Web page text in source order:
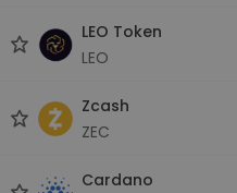
LEO Token
LEO
Zcash
ZEC
Cardano